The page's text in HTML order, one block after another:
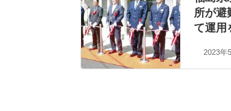
所が避
て運用
2023年